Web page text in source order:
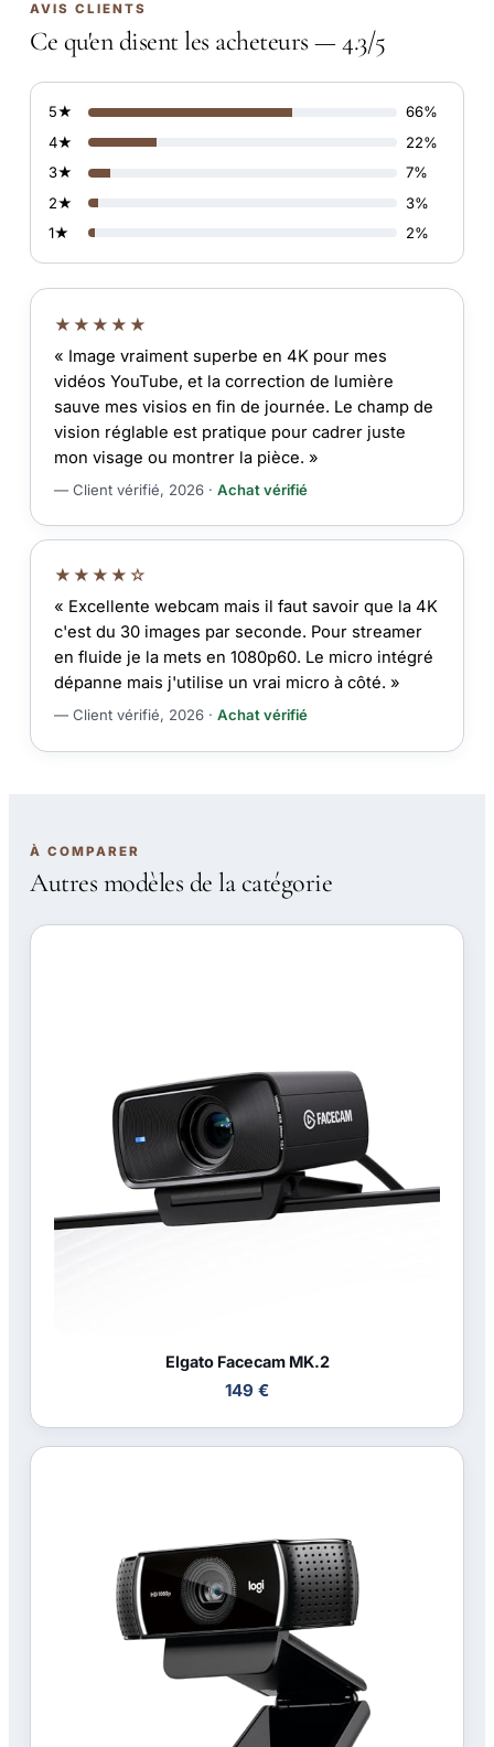
AVIS CLIENTS
Ce qu'en disent les acheteurs — 4.3/5
5★
66%
4★
22%
3★
7%
2★
3%
1★
2%
★★★★★
« Image vraiment superbe en 4K pour mes
vidéos YouTube, et la correction de lumière
sauve mes visios en fin de journée. Le champ de
vision réglable est pratique pour cadrer juste
mon visage ou montrer la pièce. »
— Client vérifié, 2026 · Achat vérifié
★★★★☆
« Excellente webcam mais il faut savoir que la 4K
c'est du 30 images par seconde. Pour streamer
en fluide je la mets en 1080p60. Le micro intégré
dépanne mais j'utilise un vrai micro à côté. »
— Client vérifié, 2026 · Achat vérifié
À COMPARER
Autres modèles de la catégorie
Elgato Facecam MK.2
149 €